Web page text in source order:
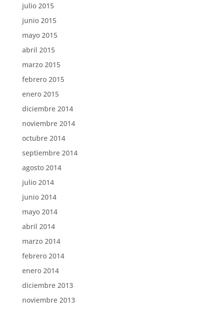
julio 2015
junio 2015
mayo 2015
abril 2015
marzo 2015
febrero 2015
enero 2015
diciembre 2014
noviembre 2014
octubre 2014
septiembre 2014
agosto 2014
julio 2014
junio 2014
mayo 2014
abril 2014
marzo 2014
febrero 2014
enero 2014
diciembre 2013
noviembre 2013